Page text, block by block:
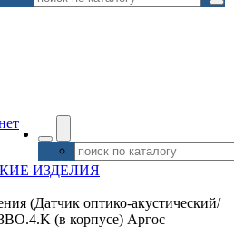
ИЗДЕЛИЯ
(Датчик оптико-акустический/
(в корпусе) Аргос